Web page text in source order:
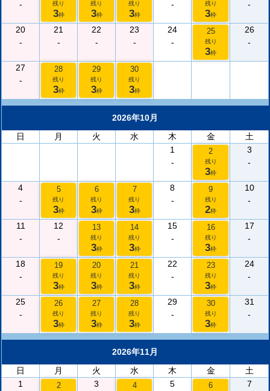
- 残り
3枠
残り
3枠
残り
3枠
- 残り
3枠
-
20
-
21
-
22
-
23
-
24
-
25
残り
3枠
26
-
27
-
28
残り
3枠
29
残り
3枠
30
残り
3枠
2026年10月
日
月 火 水 木 金
土
1
-
2
残り
3枠
3
-
4
-
5
残り
3枠
6
残り
3枠
7
残り
3枠
8
-
9
残り
2枠
10
-
11
-
12
-
13
残り
3枠
14
残り
3枠
15
-
16
残り
3枠
17
-
18
-
19
残り
3枠
20
残り
3枠
21
残り
3枠
22
-
23
残り
3枠
24
-
25
-
26
残り
3枠
27
残り
3枠
28
残り
3枠
29
-
30
残り
3枠
31
-
2026年11月
日
月 火 水 木 金
土
1
2
3
4
5
6
7